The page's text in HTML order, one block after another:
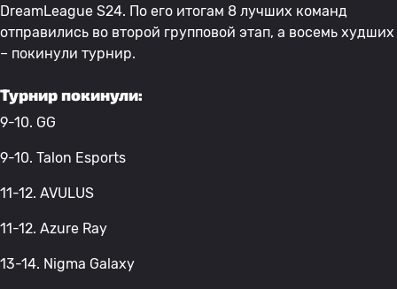
DreamLeague S24. По его итогам 8 лучших команд
отправились во второй групповой этап, а восемь худших
– покинули турнир.
Турнир покинули:
9-10. GG
9-10. Talon Esports
11-12. AVULUS
11-12. Azure Ray
13-14. Nigma Galaxy